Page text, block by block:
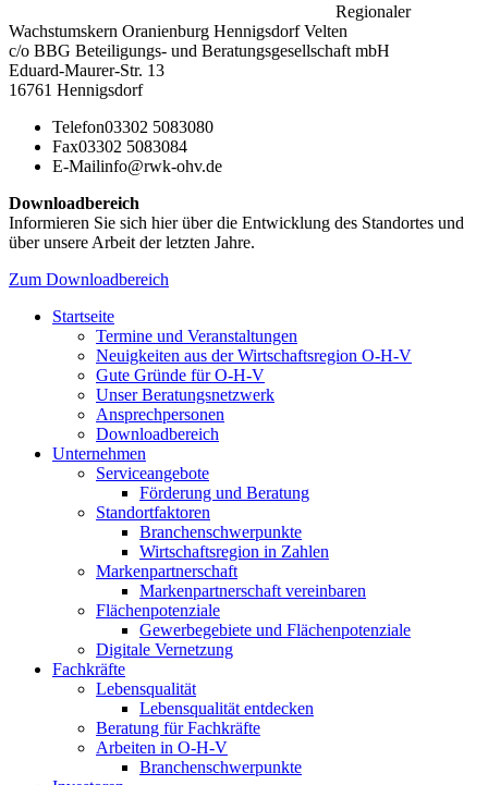
Regionaler
Wachstumskern Oranienburg Hennigsdorf Velten
c/o BBG Beteiligungs- und Beratungsgesellschaft mbH
Eduard-Maurer-Str. 13
16761 Hennigsdorf
Telefon03302 5083080
Fax03302 5083084
E-Mailinfo@rwk-ohv.de
Downloadbereich
Informieren Sie sich hier über die Entwicklung des Standortes und
über unsere Arbeit der letzten Jahre.
Zum Downloadbereich
Startseite
Termine und Veranstaltungen
Neuigkeiten aus der Wirtschaftsregion O-H-V
Gute Gründe für O-H-V
Unser Beratungsnetzwerk
Ansprechpersonen
Downloadbereich
Unternehmen
Serviceangebote
Förderung und Beratung
Standortfaktoren
Branchenschwerpunkte
Wirtschaftsregion in Zahlen
Markenpartnerschaft
Markenpartnerschaft vereinbaren
Flächenpotenziale
Gewerbegebiete und Flächenpotenziale
Digitale Vernetzung
Fachkräfte
Lebensqualität
Lebensqualität entdecken
Beratung für Fachkräfte
Arbeiten in O-H-V
Branchenschwerpunkte